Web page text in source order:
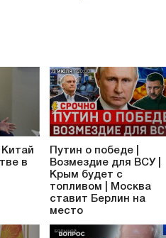
Китай
в
Путин о победе |
Возмездие для ВСУ |
Крым будет с
топливом | Москва
ставит Берлин на
место